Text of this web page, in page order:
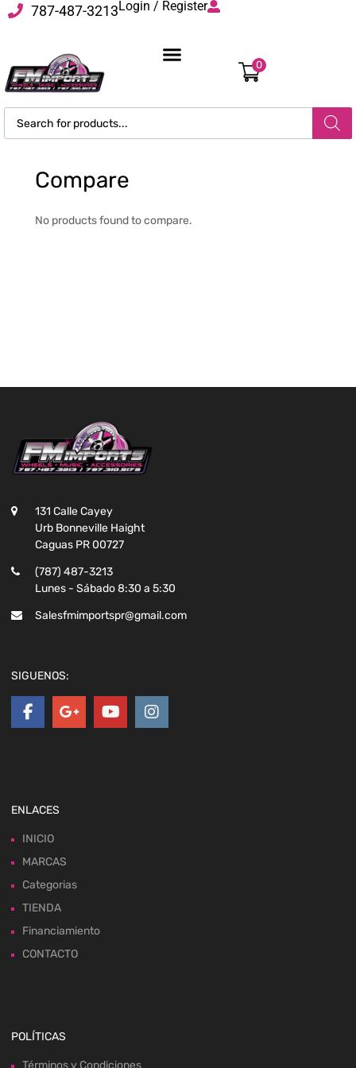
787-487-3213Login / Register
0
Compare
No products found to compare.
131 Calle Cayey
Urb Bonneville Haight
Caguas PR 00727
(787) 487-3213
Lunes - Sábado 8:30 a 5:30
Salesfmimportspr@gmail.com
SIGUENOS:
ENLACES
INICIO
MARCAS
Categorias
TIENDA
Financiamiento
CONTACTO
POLÍTICAS
Términos y Condiciones